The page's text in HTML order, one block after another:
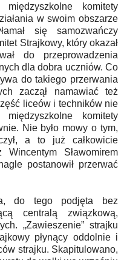
międzyszkolne komitety
w swoim obszarze
się samozwańczy
Strajkowy, który okazał
do przeprowadzenia
dla dobra uczniów. Co
do takiego przerwania
zaczął namawiać też
liceów i techników nie
komitety
Nie było mowy o tym,
a to już całkowicie
Sławomirem
postanowił przerwać
do tego podjęta bez
centralą związkową,
„Zawieszenie” strajku
płynący oddolnie i
strajku. Skapitulowano,